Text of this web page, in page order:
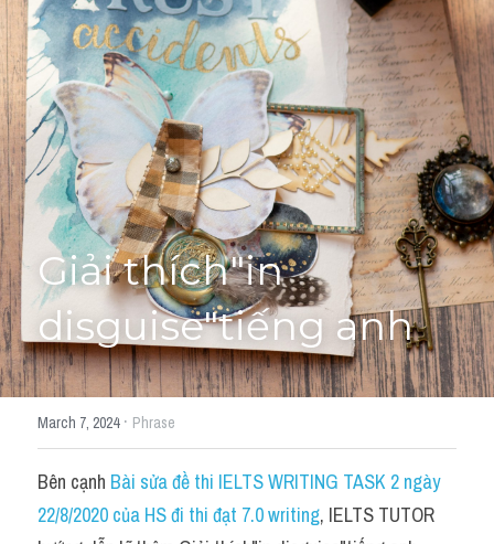
Giải đề thi từng câu
Lời khuyên
Giải đề thi
Academic words
Phrase
Phrasal Verb
Idioms đồng nghĩa
Idioms trái nghĩa
Antonym
Idiom
HỌC THỬ
Giải thích"in
disguise"tiếng anh
March 7, 2024· Phrase
Bên cạnh Bài sửa đề thi IELTS WRITING TASK 2 ngày
22/8/2020 của HS đi thi đạt 7.0 writing, IELTS TUTOR